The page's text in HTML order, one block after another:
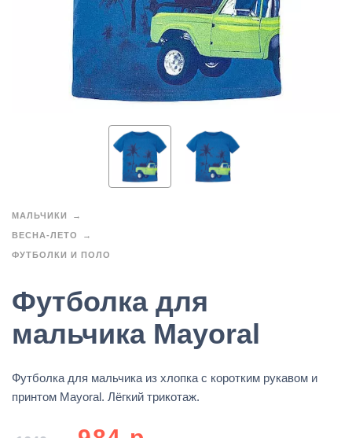
МАЛЬЧИКИ
ВЕСНА-ЛЕТО
ФУТБОЛКИ И ПОЛО
Футболка для
мальчика Mayoral
Футболка для мальчика из хлопка с коротким рукавом и
принтом Mayoral. Лёгкий трикотаж.